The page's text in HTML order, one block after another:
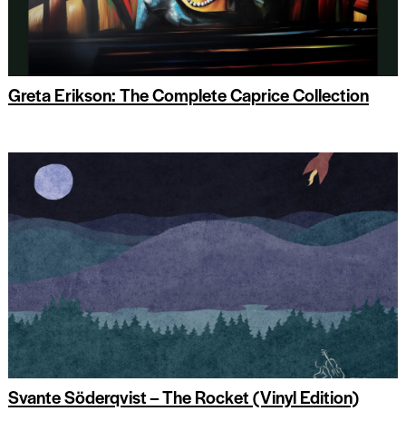
Greta Erikson: The Complete Caprice Collection
Svante Söderqvist – The Rocket (Vinyl Edition)